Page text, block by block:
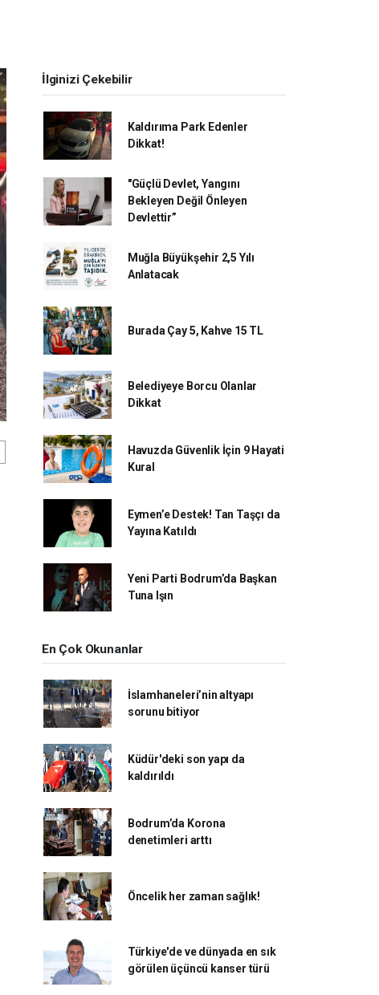
İlginizi Çekebilir
Kaldırıma Park Edenler
Dikkat!
"Güçlü Devlet, Yangını
Bekleyen Değil Önleyen
Devlettir”
Muğla Büyükşehir 2,5 Yılı
Anlatacak
Burada Çay 5, Kahve 15 TL
Belediyeye Borcu Olanlar
Dikkat
Havuzda Güvenlik İçin 9 Hayati
Kural
Eymen’e Destek! Tan Taşçı da
Yayına Katıldı
Yeni Parti Bodrum’da Başkan
Tuna Işın
En Çok Okunanlar
İslamhaneleri’nin altyapı
sorunu bitiyor
Küdür'deki son yapı da
kaldırıldı
Bodrum’da Korona
denetimleri arttı
Öncelik her zaman sağlık!
Türkiye'de ve dünyada en sık
görülen üçüncü kanser türü